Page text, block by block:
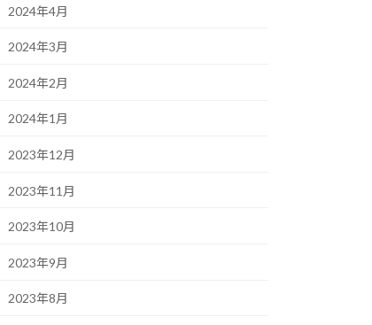
2024年4月
2024年3月
2024年2月
2024年1月
2023年12月
2023年11月
2023年10月
2023年9月
2023年8月